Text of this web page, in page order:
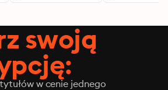
swoją
w cenie jednego